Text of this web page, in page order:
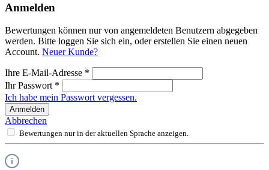
Anmelden
Bewertungen können nur von angemeldeten Benutzern abgegeben
werden. Bitte loggen Sie sich ein, oder erstellen Sie einen neuen
Account. Neuer Kunde?
Ihre E-Mail-Adresse *
Ihr Passwort *
Ich habe mein Passwort vergessen.
Anmelden
Abbrechen
Bewertungen nur in der aktuellen Sprache anzeigen.